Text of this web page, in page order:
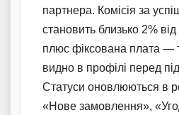
партнера. Комісія за
становить близько 2%
плюс фіксована плата —
видно в профілі перед
Статуси оновлюються в
«Нове замовлення»,